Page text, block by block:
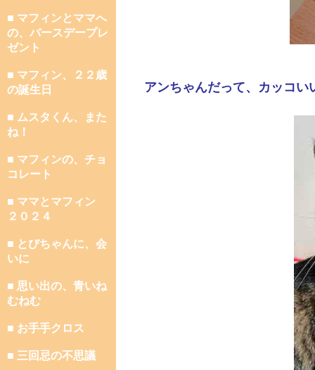
■ マフィンとママへ
の、バースデープレ
ゼント
■ マフィン、２２歳
の誕生日
■ ムスタくん、また
ね！
■ マフィンの、チョ
コレート
■ ママとマフィン
２０２４
■ とびちゃんに、会
いに
■ 思い出の、青いね
むねむ
■ お手手クロス
■ 三回忌の不思議
アンちゃんだって、カッコい